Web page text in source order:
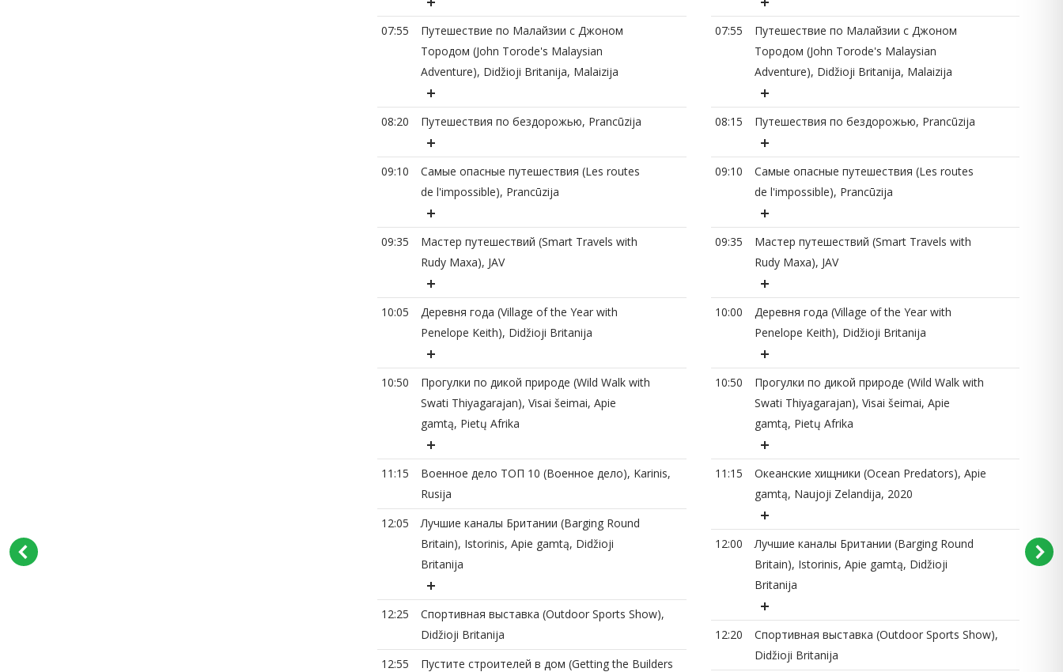
07:55
Путешествие по Малайзии с Джоном
Тородом (John Torode's Malaysian
Adventure), Didžioji Britanija, Malaizija
08:20 Путешествия по бездорожью, Prancūzija
09:10
Самые опасные путешествия (Les routes
de l'impossible), Prancūzija
09:35
Мастер путешествий (Smart Travels with
Rudy Maxa), JAV
10:05
Деревня года (Village of the Year with
Penelope Keith), Didžioji Britanija
10:50
Прогулки по дикой природе (Wild Walk with
Swati Thiyagarajan), Visai šeimai, Apie
gamtą, Pietų Afrika
11:15
Военное дело ТОП 10 (Военное дело), Karinis,
Rusija
12:05
Лучшие каналы Британии (Barging Round
Britain), Istorinis, Apie gamtą, Didžioji
Britanija
12:25
Спортивная выставка (Outdoor Sports Show),
Didžioji Britanija
12:55
Пустите строителей в дом (Getting the Builders
07:55
Путешествие по Малайзии с Джоном
Тородом (John Torode's Malaysian
Adventure), Didžioji Britanija, Malaizija
08:15 Путешествия по бездорожью, Prancūzija
09:10
Самые опасные путешествия (Les routes
de l'impossible), Prancūzija
09:35
Мастер путешествий (Smart Travels with
Rudy Maxa), JAV
10:00
Деревня года (Village of the Year with
Penelope Keith), Didžioji Britanija
10:50
Прогулки по дикой природе (Wild Walk with
Swati Thiyagarajan), Visai šeimai, Apie
gamtą, Pietų Afrika
11:15
Океанские хищники (Ocean Predators), Apie
gamtą, Naujoji Zelandija, 2020
12:00
Лучшие каналы Британии (Barging Round
Britain), Istorinis, Apie gamtą, Didžioji
Britanija
12:20
Спортивная выставка (Outdoor Sports Show),
Didžioji Britanija